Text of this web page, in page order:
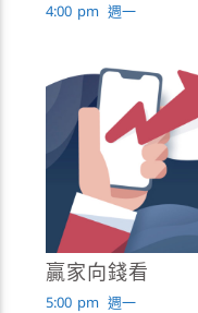
4:00 pm 週一
贏家向錢看
5:00 pm 週一